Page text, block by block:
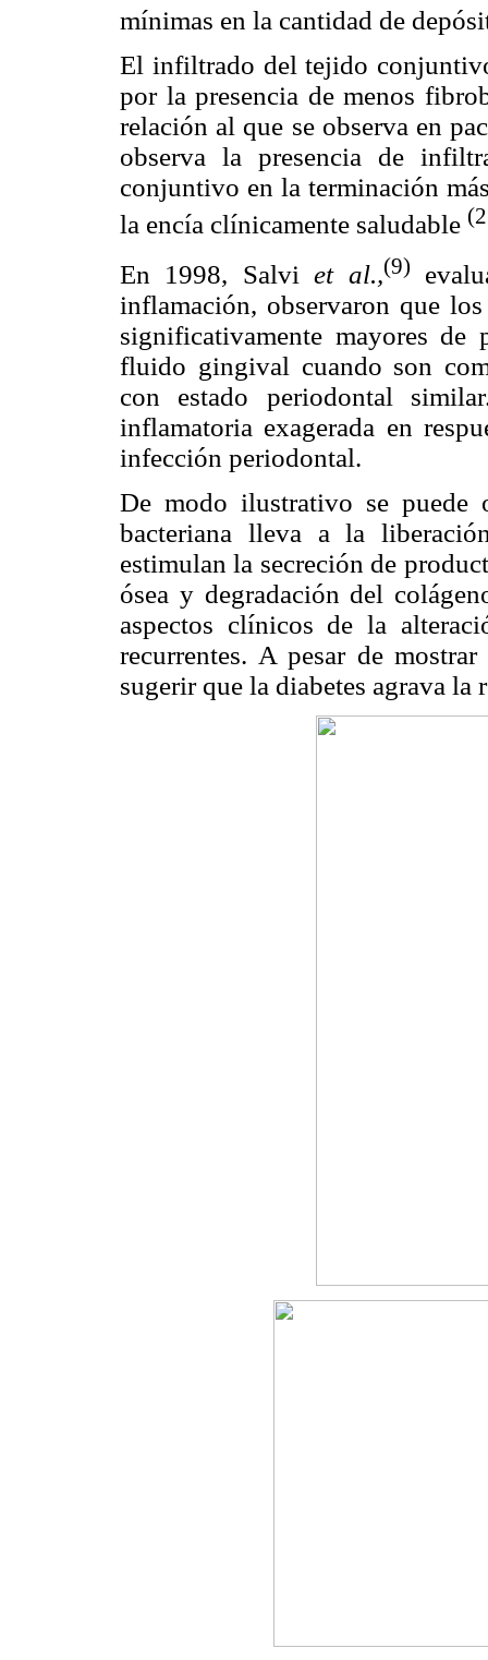
mínimas en la cantidad de
El infiltrado del tejido
por la presencia de menos
relación al que se observa en
observa la presencia de
conjuntivo en la terminación
la encía clínicamente saludable
En 1998, Salviet al.,(9)
inflamación, observaron que
significativamente mayores
fluido gingival cuando son
con estado periodontal
inflamatoria exagerada en
infección periodontal.
De modo ilustrativo se puede
bacteriana lleva a la
estimulan la secreción de
ósea y degradación del
aspectos clínicos de la
recurrentes. A pesar de
sugerir que la diabetes agrava la